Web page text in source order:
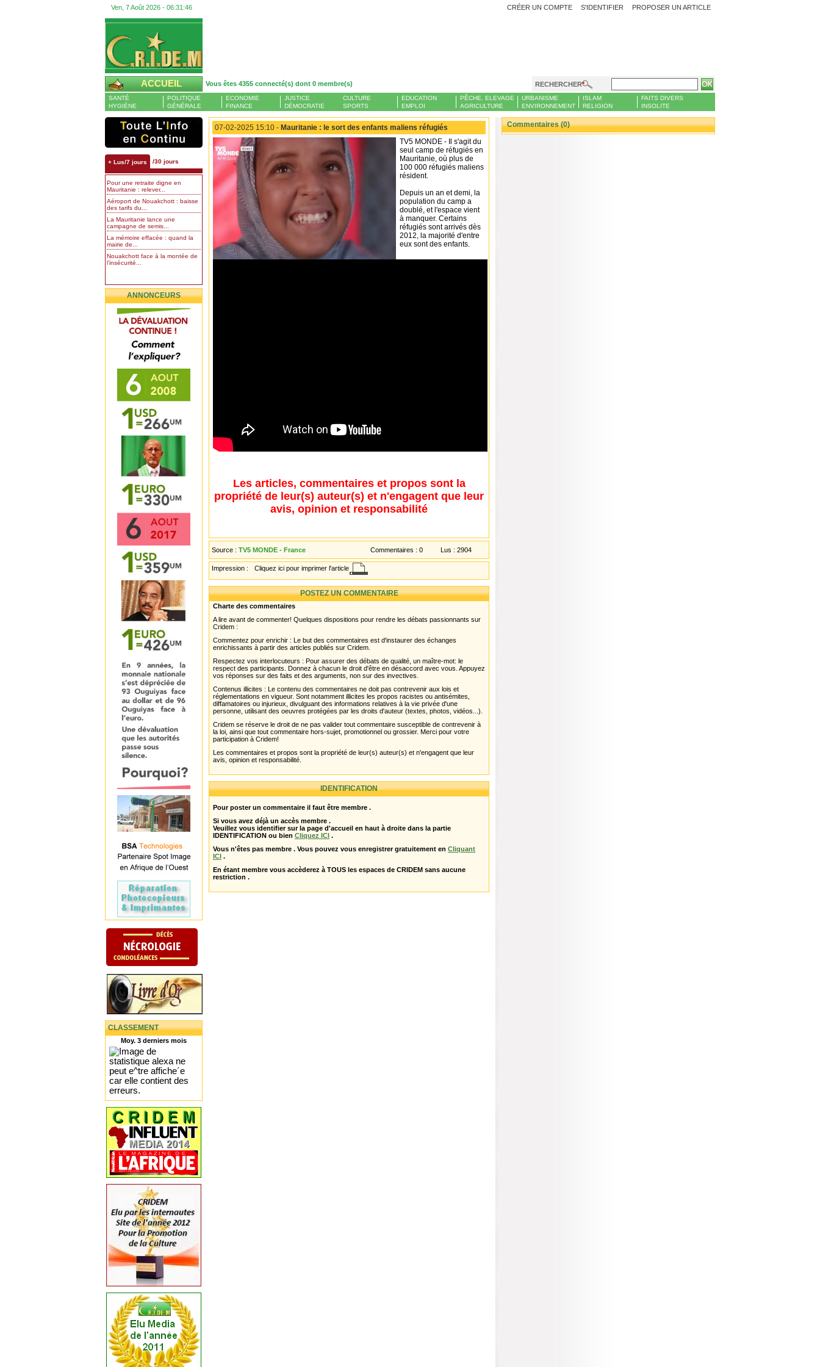
Ven, 7 Août 2026 - 06:31:47 PROPOSER UN ARTICLE
CRÉER UN COMPTE S'IDENTIFIER
ACCUEIL Vous êtes 4355 connecté(s) dont 0 membre(s) RECHERCHER
SANTÉ
HYGIÈNE
POLITIQUE
GÉNÉRALE
ECONOMIE
FINANCE
JUSTICE
DÉMOCRATIE
CULTURE
SPORTS
EDUCATION
EMPLOI
PÊCHE, ELEVAGE
AGRICULTURE
URBANISME
ENVIRONNEMENT
ISLAM
RELIGION
FAITS DIVERS
INSOLITE
+ Lus/7 jours /30 jours
Pour une retraite digne en
Mauritanie : relever...
Aéroport de Nouakchott : baisse
des tarifs du...
La Mauritanie lance une
campagne de semis...
La mémoire effacée : quand la
mairie de...
Nouakchott face à la montée de
l’insécurité...
ANNONCEURS
CLASSEMENT
Moy. 3 derniers mois
07-02-2025 15:10 - Mauritanie : le sort des enfants maliens réfugiés
TV5 MONDE - Il s'agit du
seul camp de réfugiés en
Mauritanie, où plus de
100 000 réfugiés maliens
résident.
Depuis un an et demi, la
population du camp a
doublé, et l'espace vient
à manquer. Certains
réfugiés sont arrivés dès
2012, la majorité d'entre
eux sont des enfants.
Les articles, commentaires et propos sont la
propriété de leur(s) auteur(s) et n'engagent que leur
avis, opinion et responsabilité
Source : TV5 MONDE - France Commentaires : 0 Lus : 2904
Impression : Cliquez ici pour imprimer l'article
POSTEZ UN COMMENTAIRE
Charte des commentaires
A lire avant de commenter! Quelques dispositions pour rendre les débats passionnants sur
Cridem :
Commentez pour enrichir : Le but des commentaires est d'instaurer des échanges
enrichissants à partir des articles publiés sur Cridem.
Respectez vos interlocuteurs : Pour assurer des débats de qualité, un maître-mot: le
respect des participants. Donnez à chacun le droit d'être en désaccord avec vous. Appuyez
vos réponses sur des faits et des arguments, non sur des invectives.
Contenus illicites : Le contenu des commentaires ne doit pas contrevenir aux lois et
réglementations en vigueur. Sont notamment illicites les propos racistes ou antisémites,
diffamatoires ou injurieux, divulguant des informations relatives à la vie privée d'une
personne, utilisant des oeuvres protégées par les droits d'auteur (textes, photos, vidéos...).
Cridem se réserve le droit de ne pas valider tout commentaire susceptible de contrevenir à
la loi, ainsi que tout commentaire hors-sujet, promotionnel ou grossier. Merci pour votre
participation à Cridem!
Les commentaires et propos sont la propriété de leur(s) auteur(s) et n'engagent que leur
avis, opinion et responsabilité.
IDENTIFICATION
Pour poster un commentaire il faut être membre .
Si vous avez déjà un accès membre .
Veuillez vous identifier sur la page d'accueil en haut à droite dans la partie
IDENTIFICATION ou bien Cliquez ICI .
Vous n'êtes pas membre . Vous pouvez vous enregistrer gratuitement en Cliquant
ICI .
En étant membre vous accèderez à TOUS les espaces de CRIDEM sans aucune
restriction .
Commentaires (0)